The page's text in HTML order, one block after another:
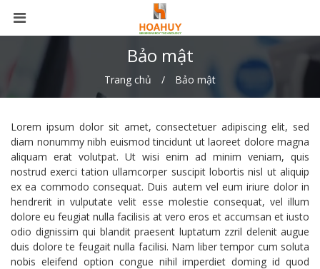
Bảo mật
Trang chủ Bảo mật
Lorem ipsum dolor sit amet, consectetuer adipiscing elit, sed
diam nonummy nibh euismod tincidunt ut laoreet dolore magna
aliquam erat volutpat. Ut wisi enim ad minim veniam, quis
nostrud exerci tation ullamcorper suscipit lobortis nisl ut aliquip
ex ea commodo consequat. Duis autem vel eum iriure dolor in
hendrerit in vulputate velit esse molestie consequat, vel illum
dolore eu feugiat nulla facilisis at vero eros et accumsan et iusto
odio dignissim qui blandit praesent luptatum zzril delenit augue
duis dolore te feugait nulla facilisi. Nam liber tempor cum soluta
nobis eleifend option congue nihil imperdiet doming id quod